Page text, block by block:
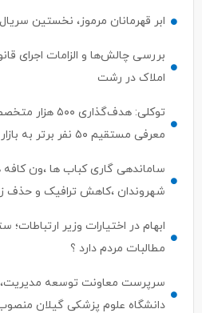
بررسی چالش‌ها و الزامات اجرای
معرفی مستقیم ۵۰ نفر برتر به بازار کار
ساماندهی گاری کباب ها ،ون کافه
شهروندان ،کاهش ترافیک و حذف
ابهام در اختیارات وزیر
سرپرست معاونت توسعه مدیریت،
آغاز به کار پایگاه خبری و تحلیلی